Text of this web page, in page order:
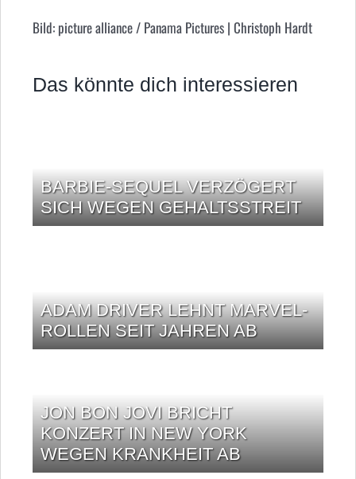
Bild: picture alliance / Panama Pictures | Christoph Hardt
Das könnte dich interessieren
BARBIE-SEQUEL VERZÖGERT
SICH WEGEN GEHALTSSTREIT
ADAM DRIVER LEHNT MARVEL-
ROLLEN SEIT JAHREN AB
JON BON JOVI BRICHT
KONZERT IN NEW YORK
WEGEN KRANKHEIT AB